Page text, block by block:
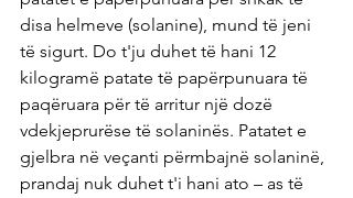
disa helmeve (solanine), mund të jeni
të sigurt. Do t'ju duhet të hani 12
kilogramë patate të papërpunuara të
paqëruara për të arritur një dozë
vdekjeprurëse të solaninës. Patatet e
gjelbra në veçanti përmbajnë solaninë,
prandaj nuk duhet t'i hani ato – as të